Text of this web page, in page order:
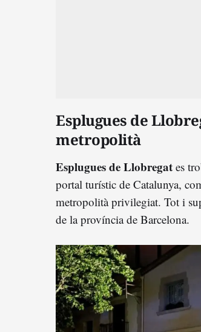
Esplugues de
metropolità
Esplugues de Llobregat es
portal turístic de Catalunya,
metropolità privilegiat. Tot i
de la província de Barcelona.